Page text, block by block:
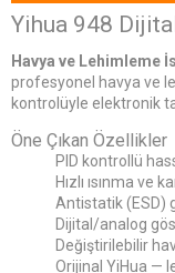
Yihua 948
Havya ve Lehimleme
profesyonel havya ve
kontrolüyle elektronik
Öne Çıkan Özellikler
PID kontrollü
Hızlı ısınma ve
Antistatik (ESD)
Dijital/analog
Değiştirilebilir
Orijinal YiHua —